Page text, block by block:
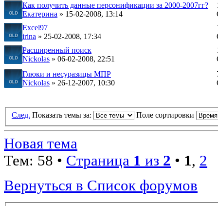
Как получить данные персонификации за 2000-2007гг?
Екатерина » 15-02-2008, 13:14
Excel97
irina » 25-02-2008, 17:34
Расширенный поиск
Nickolas » 06-02-2008, 22:51
Глюки и несуразицы МПР
Nickolas » 26-12-2007, 10:30
След. Показать темы за: Поле сортировки
Новая тема
Тем: 58 • Страница 1 из 2 • 1, 2
Вернуться в Список форумов